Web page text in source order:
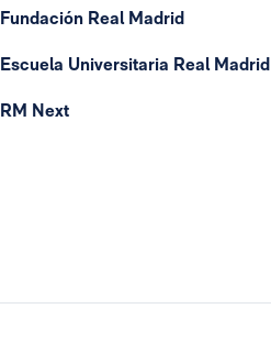
Fundación Real Madrid
Escuela Universitaria Real Madrid
RM Next